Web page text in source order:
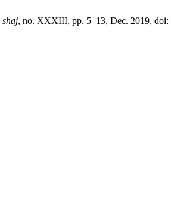
shaj, no. XXXIII, pp. 5–13, Dec. 2019, doi: